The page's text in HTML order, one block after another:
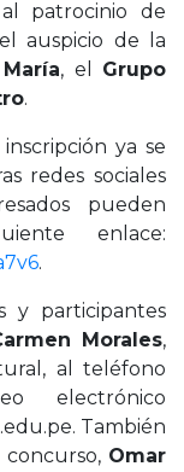
patrocinio de
auspicio de la
, el Grupo
.
ya se
redes sociales
pueden
enlace:
.
y participantes
Morales,
al teléfono
electrónico
También
Omar